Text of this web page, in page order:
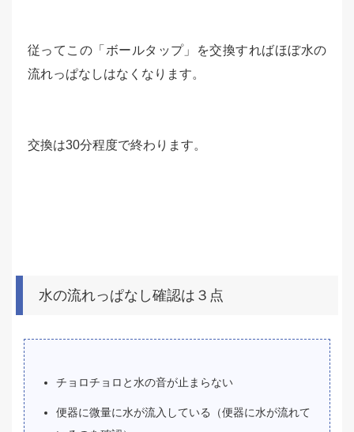
従ってこの「ボールタップ」を交換すればほぼ水の
流れっぱなしはなくなります。
交換は30分程度で終わります。
水の流れっぱなし確認は３点
チョロチョロと水の音が止まらない
便器に微量に水が流入している（便器に水が流れて